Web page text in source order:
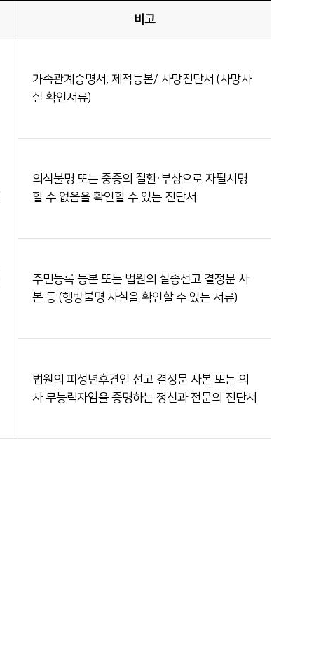
비고
가족관계증명서, 제적등본/ 사망진단서 (사망사
실 확인서류)
의식불명 또는 중증의 질환·부상으로 자필서명
할 수 없음을 확인할 수 있는 진단서
주민등록 등본 또는 법원의 실종선고 결정문 사
본 등 (행방불명 사실을 확인할 수 있는 서류)
법원의 피성년후견인 선고 결정문 사본 또는 의
사 무능력자임을 증명하는 정신과 전문의 진단서